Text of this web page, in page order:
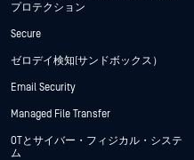
プロテクション
Secure
ゼロデイ検知(サンドボックス）
Email Security
Managed File Transfer
OTとサイバー・フィジカル・システ
ム